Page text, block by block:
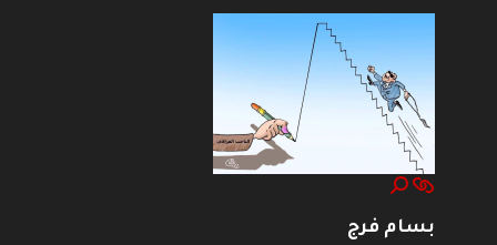
بسام فرج